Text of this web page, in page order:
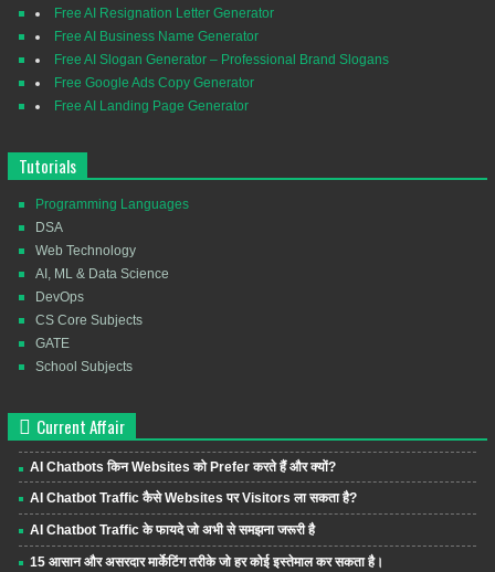
Free AI Resignation Letter Generator
Free AI Business Name Generator
Free AI Slogan Generator – Professional Brand Slogans
Free Google Ads Copy Generator
Free AI Landing Page Generator
Tutorials
Programming Languages
DSA
Web Technology
AI, ML & Data Science
DevOps
CS Core Subjects
GATE
School Subjects
Current Affair
AI Chatbots किन Websites को Prefer करते हैं और क्यों?
AI Chatbot Traffic कैसे Websites पर Visitors ला सकता है?
AI Chatbot Traffic के फायदे जो अभी से समझना जरूरी है
15 आसान और असरदार मार्केटिंग तरीके जो हर कोई इस्तेमाल कर सकता है।